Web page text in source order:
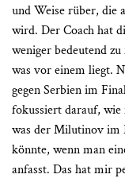
und Weise rüber, die
wird. Der Coach hat
weniger bedeutend
was vor einem liegt.
gegen Serbien im
fokussiert darauf, wie
was der Milutinov im
könnte, wenn man
anfasst. Das hat mir